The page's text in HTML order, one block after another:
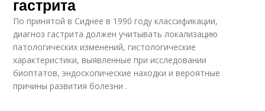
гастрита
По принятой в Сиднее в 1990 году классификации,
диагноз гастрита должен учитывать локализацию
патологических изменений, гистологические
характеристики, выявленные при исследовании
биоптатов, эндоскопические находки и вероятные
причины развития болезни .